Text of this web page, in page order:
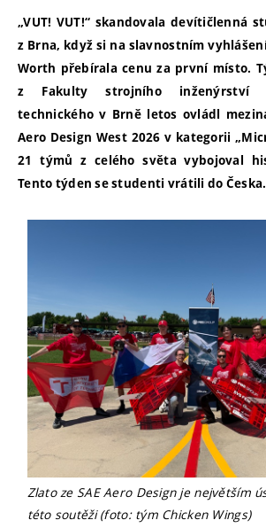
„VUT! VUT!“ skandovala devítičlenná
z Brna, když si na slavnostním
Worth přebírala cenu za první místo.
z Fakulty strojního inženýrství
technického v Brně letos ovládl
Aero Design West 2026 v kategorii
21 týmů z celého světa vybojoval
Tento týden se studenti vrátili do Česka.
Zlato ze SAE Aero Design je největším
této soutěži (foto: tým Chicken Wings)